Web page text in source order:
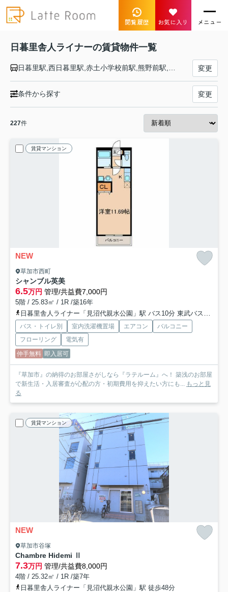
閲覧履歴 お気に入り メニュー
日暮里舎人ライナーの賃貸物件一覧
日暮里駅,西日暮里駅,赤土小学校前駅,熊野前駅,足立小台駅,扇大橋駅,高野駅,江北駅,西新井大師西駅,谷在家駅,舎人公園駅,舎人駅,見沼代親水公園駅 変更
条件から探す 変更
227件
賃貸マンション
NEW
草加市西町
シャンブル英美
6.5万円 管理/共益費7,000円
5階 / 25.83㎡ / 1R /築16年
日暮里舎人ライナー「見沼代親水公園」駅 バス10分 東武バス「草加西町」 停歩4分
バス・トイレ別 室内洗濯機置場 エアコン
バルコニー
フローリング
電気有
仲手無料 即入居可
『草加市』の納得のお部屋さがしなら『ラテルーム』へ！ 築浅のお部屋
で新生活・入居審査が心配の方・初期費用を抑えたい方にも...
もっと見
る
賃貸マンション
NEW
草加市谷塚
Chambre Hidemi Ⅱ
7.3万円 管理/共益費8,000円
4階 / 25.32㎡ / 1R /築7年
日暮里舎人ライナー「見沼代親水公園」駅 徒歩48分